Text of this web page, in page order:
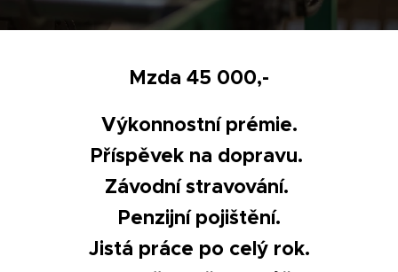
Mzda 45 000,-
Výkonnostní prémie.
Příspěvek na dopravu.
Závodní stravování.
Penzijní pojištění.
Jistá práce po celý rok.